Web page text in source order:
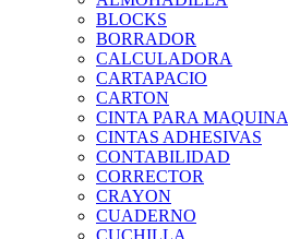
BLOCKS
BORRADOR
CALCULADORA
CARTAPACIO
CARTON
CINTA PARA MAQUINA
CINTAS ADHESIVAS
CONTABILIDAD
CORRECTOR
CRAYON
CUADERNO
CUCHILLA